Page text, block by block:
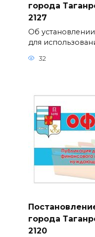
города
2127
Об
для
32
города
2120